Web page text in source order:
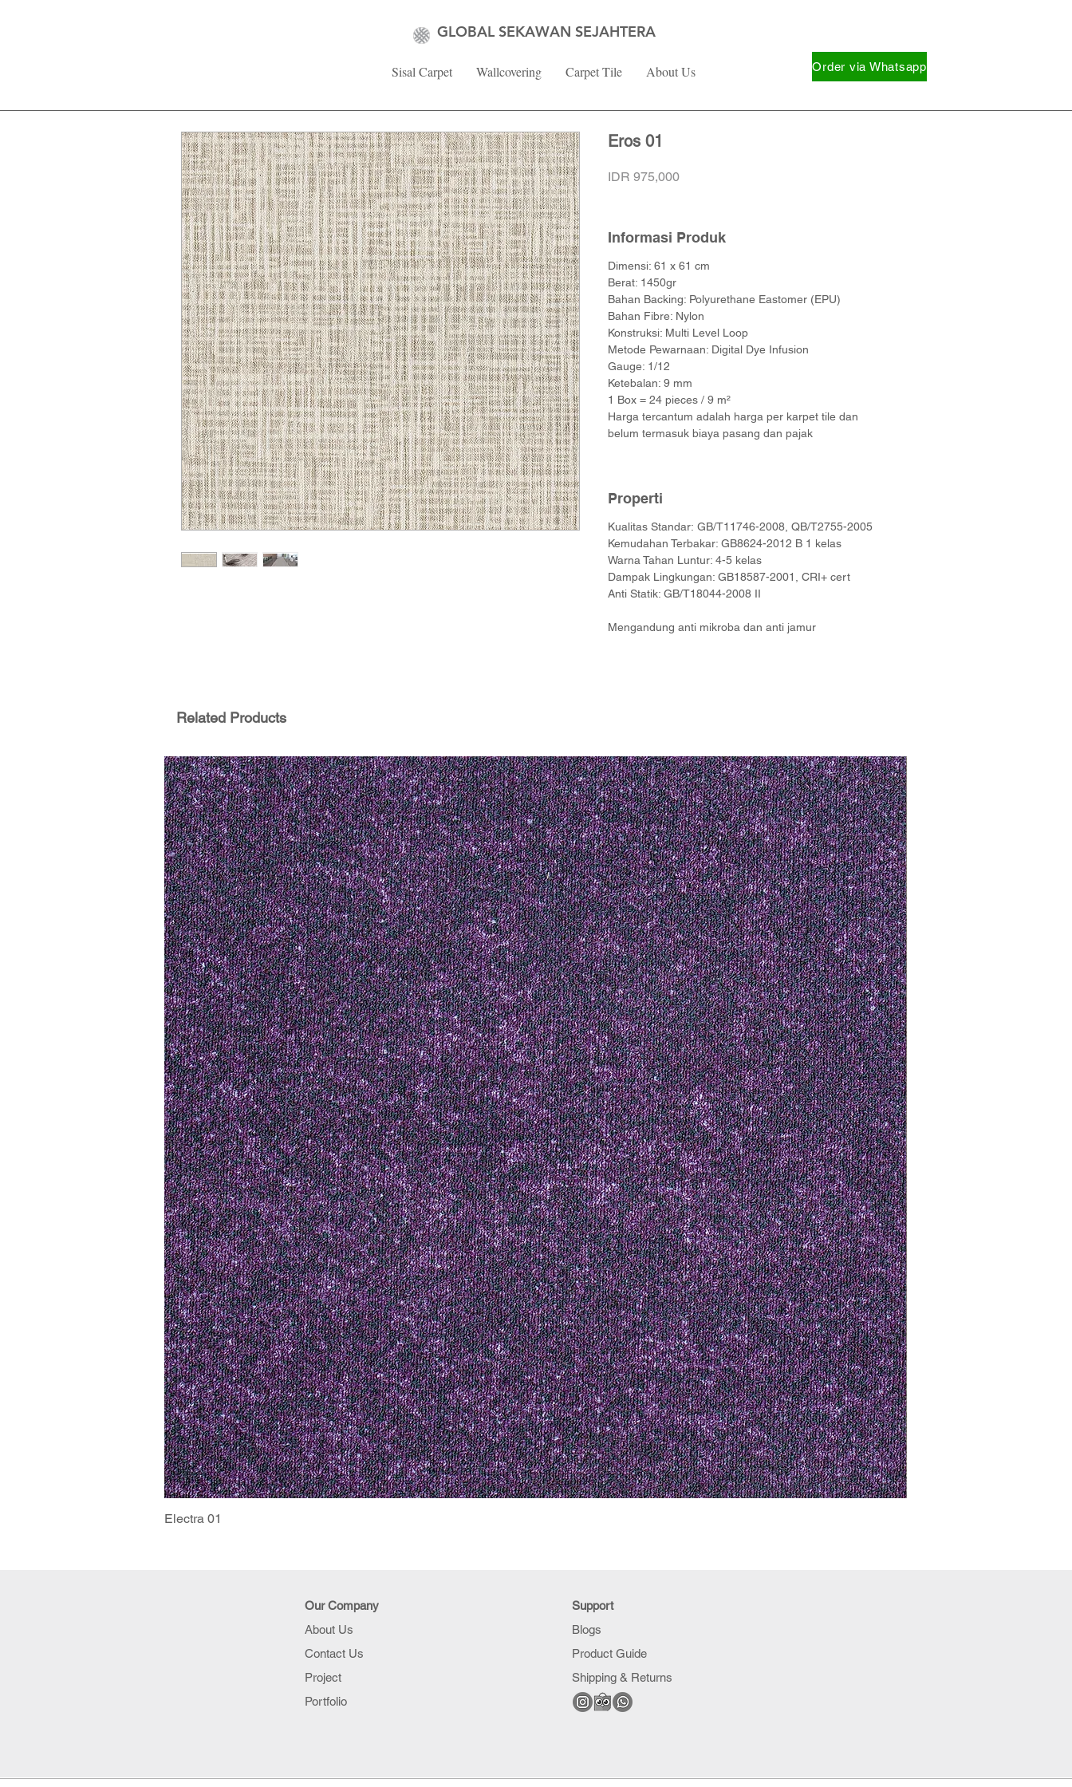
GLOBAL SEKAWAN SEJAHTERA
Sisal Carpet Wallcovering Carpet Tile About Us Order via Whatsapp
Eros 01
IDR 975,000Price
Informasi Produk
Dimensi: 61 x 61 cm
Berat: 1450gr
Bahan Backing: Polyurethane Eastomer (EPU)
Bahan Fibre: Nylon
Konstruksi: Multi Level Loop
Metode Pewarnaan: Digital Dye Infusion
Gauge: 1/12
Ketebalan: 9 mm
1 Box = 24 pieces / 9 m²
Harga tercantum adalah harga per karpet tile dan
belum termasuk biaya pasang dan pajak
Properti
Kualitas Standar: GB/T11746-2008, QB/T2755-2005
Kemudahan Terbakar: GB8624-2012 B 1 kelas
Warna Tahan Luntur: 4-5 kelas
Dampak Lingkungan: GB18587-2001, CRI+ cert
Anti Statik: GB/T18044-2008 II
Mengandung anti mikroba dan anti jamur
Related Products
Electra 01
Our Company
About Us
Contact Us
Project
Portfolio
Support
Blogs
Product Guide
Shipping & Returns